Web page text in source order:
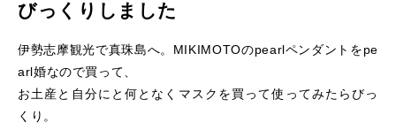
びっくりしました
伊勢志摩観光で真珠島へ。MIKIMOTOのpearlペンダントをpe
arl婚なので買って、
お土産と自分にと何となくマスクを買って使ってみたらびっ
くり。